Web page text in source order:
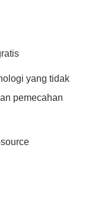
yang tidak
pemecahan